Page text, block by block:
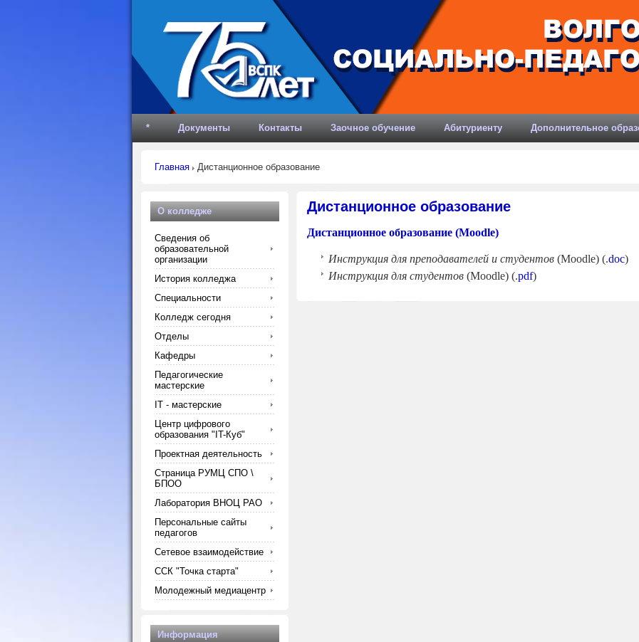
* Документы Контакты Заочное обучение Абитуриенту Дополнительное
Главная Дистанционное образование
Дистанционное образование
Дистанционное образование (Moodle)
Инструкция для преподавателей и студентов(Moodle) (.doc)
Инструкция для студентов(Moodle) (.pdf)
О колледже
Сведения об
образовательной
организации
История колледжа
Специальности
Колледж сегодня
Отделы
Кафедры
Педагогические
мастерские
IT - мастерские
Центр цифрового
образования "IT-Куб"
Проектная деятельность
Страница РУМЦ СПО \
БПОО
Лаборатория ВНОЦ РАО
Персональные сайты
педагогов
Сетевое взаимодействие
ССК "Точка старта"
Молодежный медиацентр
Информация